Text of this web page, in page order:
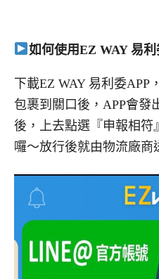
如何使用EZ WAY 易利
下載EZ WAY 易利委
包裹到關口後，APP會發
後，上去點選『申報相符
囉～放行後就由物流廠商